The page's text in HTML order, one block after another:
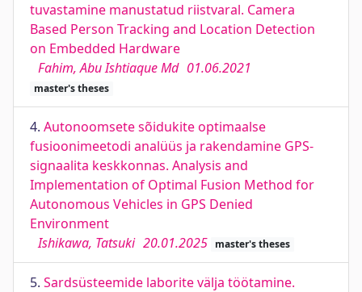
tuvastamine manustatud riistvaral. Camera
Based Person Tracking and Location Detection
on Embedded Hardware
Fahim, Abu Ishtiaque Md 01.06.2021
master's theses
4. Autonoomsete sõidukite optimaalse
fusioonimeetodi analüüs ja rakendamine GPS-
signaalita keskkonnas. Analysis and
Implementation of Optimal Fusion Method for
Autonomous Vehicles in GPS Denied
Environment
Ishikawa, Tatsuki 20.01.2025 master's theses
5. Sardsüsteemide laborite välja töötamine.